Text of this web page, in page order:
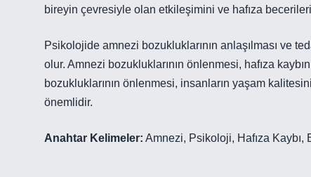
bireyin çevresiyle olan etkileşimini ve hafıza
Psikolojide amnezi bozukluklarının anlaşılması ve
olur. Amnezi bozukluklarının önlenmesi, hafıza
bozukluklarının önlenmesi, insanların yaşam
önemlidir.
Anahtar Kelimeler: Amnezi, Psikoloji, Hafıza Kaybı,